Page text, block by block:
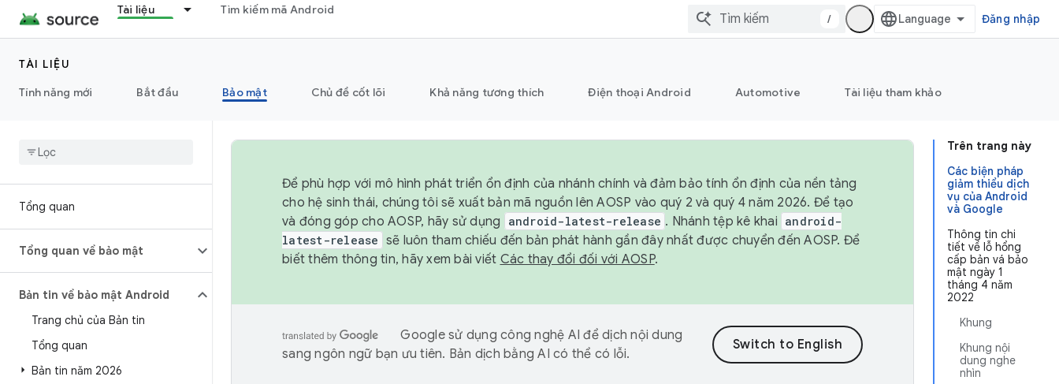
Tài liệu Tìm kiếm mã Android
/ Đăng nhập
TÀI LIỆU
Tính năng mới
Bắt đầu Bảo mật Chủ đề cốt lõi Khả năng tương thích Điện thoại Android Automotive Tài liệu tham khảo
Tổng quan
Tổng quan về bảo mật
Bản tin về bảo mật Android
Trang chủ của Bản tin
Tổng quan
Bản tin năm 2026
Trên trang này
Các biện pháp
giảm thiểu dịch
vụ của Android
và Google
Thông tin chi
tiết về lỗ hổng
cấp bản vá bảo
mật ngày 1
tháng 4 năm
2022
Khung
Khung nội
dung nghe
nhìn
Để phù hợp với mô hình phát triển ổn định của nhánh chính và đảm bảo tính ổn định của nền tảng
cho hệ sinh thái, chúng tôi sẽ xuất bản mã nguồn lên AOSP vào quý 2 và quý 4 năm 2026. Để tạo
và đóng góp cho AOSP, hãy sử dụng
android-latest-release . Nhánh tệp kê khai android-
latest-release sẽ luôn tham chiếu đến bản phát hành gần đây nhất được chuyển đến AOSP. Để
biết thêm thông tin, hãy xem bài viết Các thay đổi đối với AOSP.
Google sử dụng công nghệ AI để dịch nội dung
sang ngôn ngữ bạn ưu tiên. Bản dịch bằng AI có thể có lỗi.